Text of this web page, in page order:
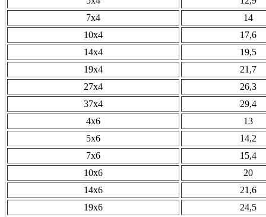
7х4
14
10х4
17,6
14х4
19,5
19х4
21,7
27х4
26,3
37х4
29,4
4х6
13
5х6
14,2
7х6
15,4
10х6
20
14х6
21,6
19х6
24,5